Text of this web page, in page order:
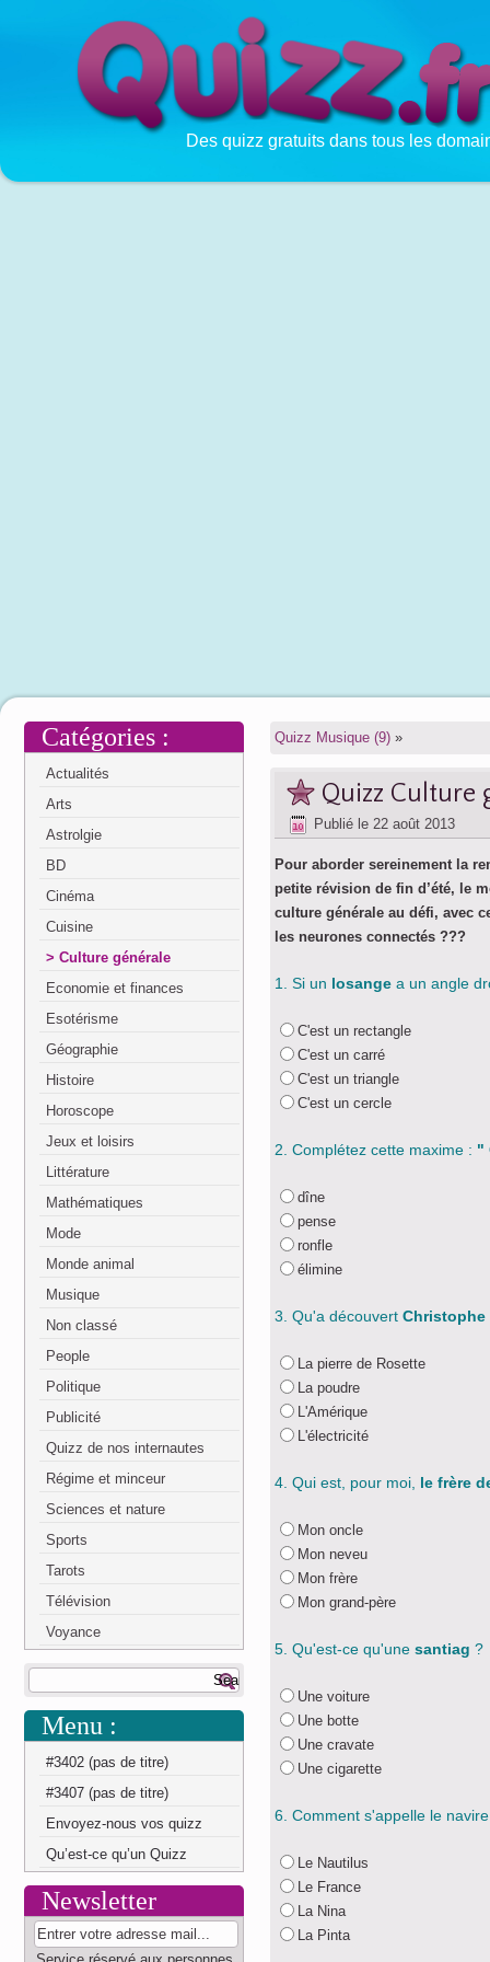
Des quizz gratuits dans tous les
Catégories :
Actualités
Arts
Astrolgie
BD
Cinéma
Cuisine
Culture générale
Economie et finances
Esotérisme
Géographie
Histoire
Horoscope
Jeux et loisirs
Littérature
Mathématiques
Mode
Monde animal
Musique
Non classé
People
Politique
Publicité
Quizz de nos internautes
Régime et minceur
Sciences et nature
Sports
Tarots
Télévision
Voyance
Menu :
#3402 (pas de titre)
#3407 (pas de titre)
Envoyez-nous vos quizz
Qu’est-ce qu’un Quizz
Newsletter
Quizz Musique (9) »
Quizz Culture
Publié le 22 août 2013
Pour aborder sereinement la
petite révision de fin d’été, le
culture générale au défi, avec
les neurones connectés ???
1. Si un losange a un angle
C'est un rectangle
C'est un carré
C'est un triangle
C'est un cercle
2. Complétez cette maxime : "
dîne
pense
ronfle
élimine
3. Qu'a découvert Christophe
La pierre de Rosette
La poudre
L'Amérique
L'électricité
4. Qui est, pour moi, le frère
Mon oncle
Mon neveu
Mon frère
Mon grand-père
5. Qu'est-ce qu'une santiag ?
Une voiture
Une botte
Une cravate
Une cigarette
6. Comment s'appelle le
Le Nautilus
Le France
La Nina
La Pinta